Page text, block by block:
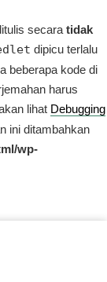
secara tidak
dipicu terlalu
beberapa kode di
harus
lihat Debugging
ini ditambahkan
wp-